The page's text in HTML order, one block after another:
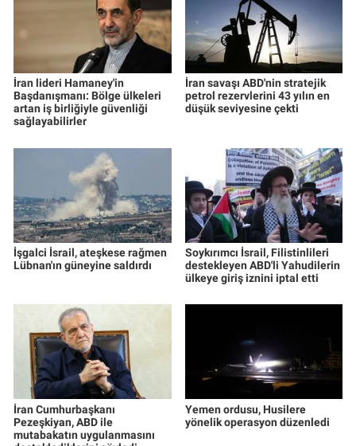
İran lideri Hamaney'in
Başdanışmanı: Bölge ülkeleri
artan iş birliğiyle güvenliği
sağlayabilirler
İran savaşı ABD'nin stratejik
petrol rezervlerini 43 yılın en
düşük seviyesine çekti
İşgalci İsrail, ateşkese rağmen
Lübnan'ın güneyine saldırdı
Soykırımcı İsrail, Filistinlileri
destekleyen ABD'li Yahudilerin
ülkeye giriş iznini iptal etti
İran Cumhurbaşkanı
Pezeşkiyan, ABD ile
mutabakatın uygulanmasını
Yemen ordusu, Husilere
yönelik operasyon düzenledi